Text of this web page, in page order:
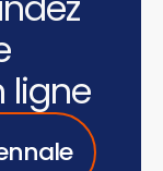
ligne